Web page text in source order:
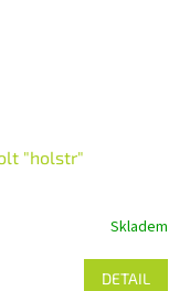
"holstr"
Skladem
DETAIL